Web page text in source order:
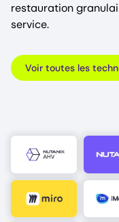
restauration
service.
Voir toutes les
Image Image
Image Image